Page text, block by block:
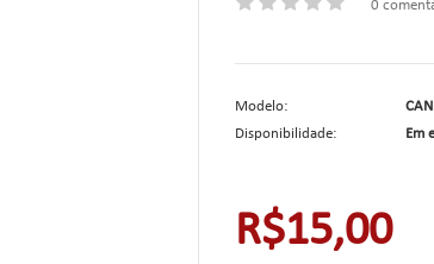
0
Modelo:
Disponibilidade:
Em
R$15,00